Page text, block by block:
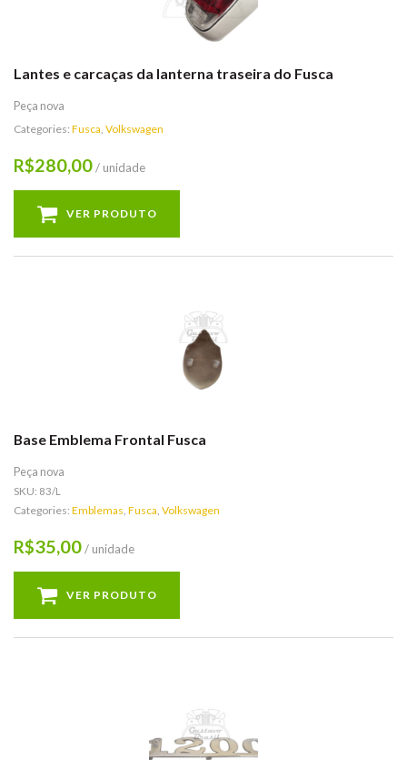
Lantes e carcaças da lanterna traseira do Fusca
Peça nova
Categories: Fusca Volkswagen
R$280,00/ unidade
VER PRODUTO
Base Emblema Frontal Fusca
Peça nova
SKU: 83/L
Categories: Emblemas Fusca Volkswagen
R$35,00/ unidade
VER PRODUTO